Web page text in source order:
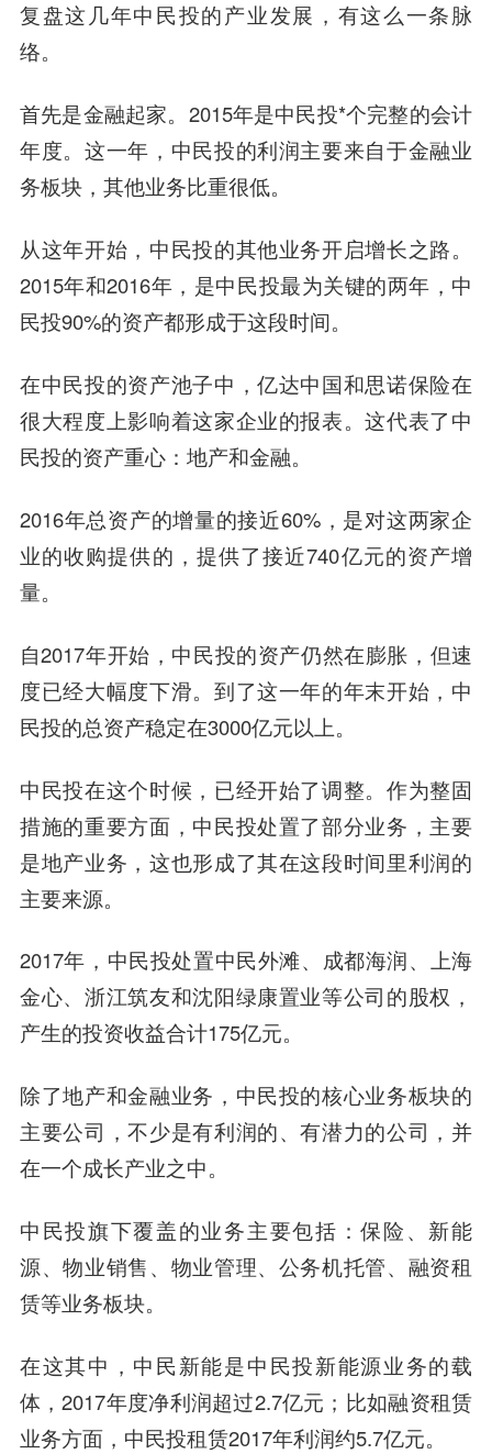
复盘这几年中民投的产业发展，有这么一条脉
络。
首先是金融起家。2015年是中民投*个完整的会计
年度。这一年，中民投的利润主要来自于金融业
务板块，其他业务比重很低。
从这年开始，中民投的其他业务开启增长之路。
2015年和2016年，是中民投最为关键的两年，中
民投90%的资产都形成于这段时间。
在中民投的资产池子中，亿达中国和思诺保险在
很大程度上影响着这家企业的报表。这代表了中
民投的资产重心：地产和金融。
2016年总资产的增量的接近60%，是对这两家企
业的收购提供的，提供了接近740亿元的资产增
量。
自2017年开始，中民投的资产仍然在膨胀，但速
度已经大幅度下滑。到了这一年的年末开始，中
民投的总资产稳定在3000亿元以上。
中民投在这个时候，已经开始了调整。作为整固
措施的重要方面，中民投处置了部分业务，主要
是地产业务，这也形成了其在这段时间里利润的
主要来源。
2017年，中民投处置中民外滩、成都海润、上海
金心、浙江筑友和沈阳绿康置业等公司的股权，
产生的投资收益合计175亿元。
除了地产和金融业务，中民投的核心业务板块的
主要公司，不少是有利润的、有潜力的公司，并
在一个成长产业之中。
中民投旗下覆盖的业务主要包括：保险、新能
源、物业销售、物业管理、公务机托管、融资租
赁等业务板块。
在这其中，中民新能是中民投新能源业务的载
体，2017年度净利润超过2.7亿元；比如融资租赁
业务方面，中民投租赁2017年利润约5.7亿元。